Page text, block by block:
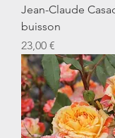
Jean-Claude
buisson
Prix
23,00 €